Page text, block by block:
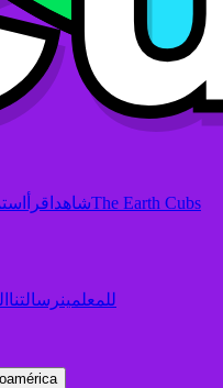
شاهد اقرأ
The Earth Cubs
للمعلمينرسالتنا